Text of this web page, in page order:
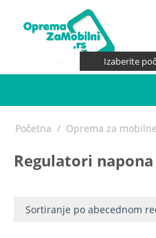
Izaberite
Početna / Oprema za
Regulatori napona
Sortiranje po abecednom